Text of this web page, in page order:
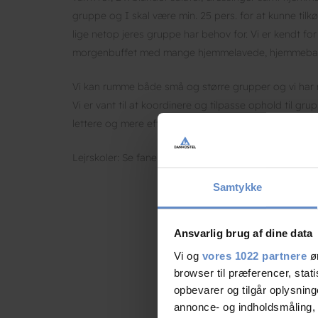
Samtykke
Ansvarlig brug af dine data
Vi og vores 1022 partnere
browser til præferencer,
opbevarer og tilgår
annonce- og
gruppe og I skal være min. 25 pers. for at kunne
lige netop jeres gruppe har behov for. Vi er kendt
morgenbuffet med mange hjemmelavede,
Vi kan rumme både små og større grupper og vi
Vi er vant til at koordinere og tilpasse ophold til
lettere og mere effektiv.
Lejrskoler: Se fanen lejrskoler.